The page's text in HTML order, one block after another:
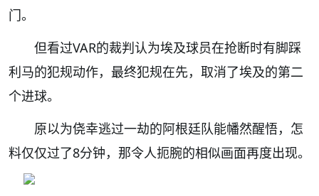
门。
但看过VAR的裁判认为埃及球员在抢断时有脚踩
利马的犯规动作，最终犯规在先，取消了埃及的第二
个进球。
原以为侥幸逃过一劫的阿根廷队能幡然醒悟，怎
料仅仅过了8分钟，那令人扼腕的相似画面再度出现。